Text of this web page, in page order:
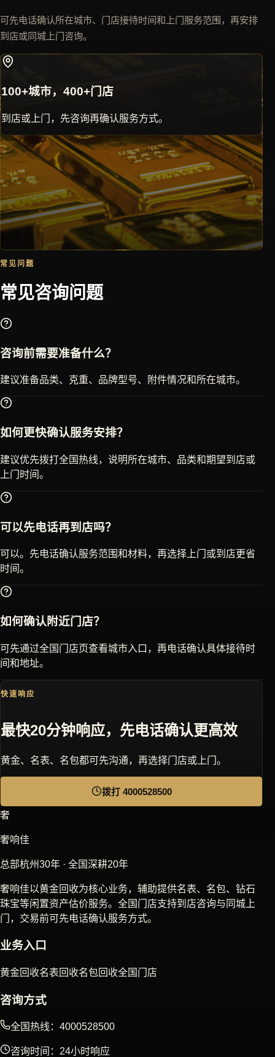
可先电话确认所在城市、门店接待时间和上门服务范围，再安排
到店或同城上门咨询。
100+城市，400+门店
到店或上门，先咨询再确认服务方式。
常见问题
常见咨询问题
咨询前需要准备什么？
建议准备品类、克重、品牌型号、附件情况和所在城市。
如何更快确认服务安排？
建议优先拨打全国热线，说明所在城市、品类和期望到店或
上门时间。
可以先电话再到店吗？
可以。先电话确认服务范围和材料，再选择上门或到店更省
时间。
如何确认附近门店？
可先通过全国门店页查看城市入口，再电话确认具体接待时
间和地址。
快速响应
最快20分钟响应，先电话确认更高效
黄金、名表、名包都可先沟通，再选择门店或上门。
拨打 4000528500
奢
奢响佳
总部杭州30年 · 全国深耕20年
奢响佳以黄金回收为核心业务，辅助提供名表、名包、钻石
珠宝等闲置资产估价服务。全国门店支持到店咨询与同城上
门，交易前可先电话确认服务方式。
业务入口
黄金回收名表回收名包回收全国门店
咨询方式
全国热线：4000528500
咨询时间：24小时响应